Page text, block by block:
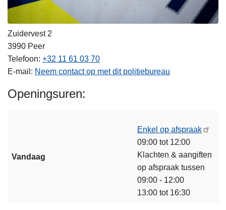
Zuidervest 2
3990 Peer
Telefoon +32 11 61 03 70
E-mail
Neem contact op met dit politiebureau
Openingsuren
Vandaag
Enkel op afspraak
09:00 tot 12:00
Klachten & aangiften
op afspraak tussen
09:00 - 12:00
13:00 tot 16:30